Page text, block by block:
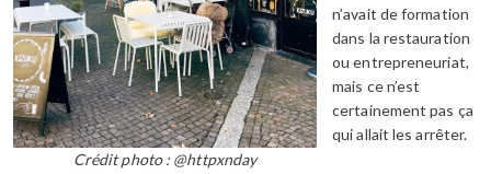
Crédit photo : @httpxnday
n’avait de formation
dans la restauration
ou entrepreneuriat,
mais ce n’est
certainement pas ça
qui allait les arrêter.